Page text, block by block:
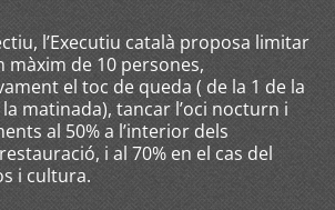
l’Executiu català proposa limitar
màxim de 10 persones,
el toc de queda ( de la 1 de la
matinada), tancar l’oci nocturn i
al 50% a l’interior dels
i al 70% en el cas del
i cultura.